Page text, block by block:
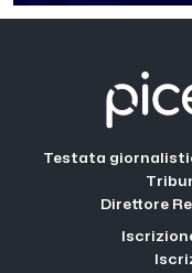
Testata
Direttore